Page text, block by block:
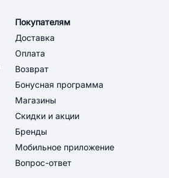
Покупателям
Доставка
Оплата
Возврат
Бонусная программа
Магазины
Скидки и акции
Бренды
Мобильное приложение
Вопрос-ответ